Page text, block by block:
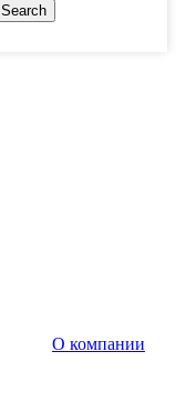
Search
О компании